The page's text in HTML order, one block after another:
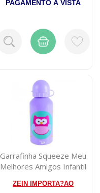
PAGAMENTO À VISTA
Garrafinha Squeeze Meu
Melhores Amigos Infantil
ZEIN IMPORTA?AO